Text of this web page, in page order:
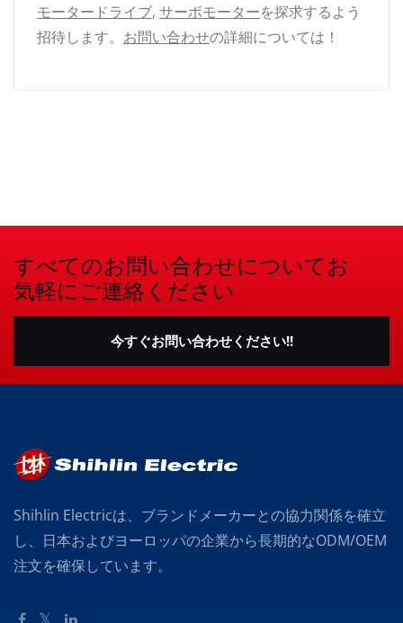
モータードライブ, サーボモーターを探求するよう
招待します。 お問い合わせの詳細については！
すべてのお問い合わせについてお
気軽にご連絡ください
今すぐお問い合わせください!!
Shihlin Electricは、ブランドメーカーとの協力関係を確立
し、日本およびヨーロッパの企業から長期的なODM/OEM
注文を確保しています。